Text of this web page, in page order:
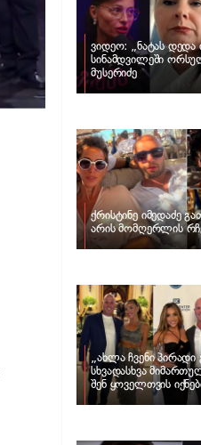
ვიდეო: „ნატას დედა
სინამდვილეში
მუსერიძე
ქრისტინე იმედაძე
არის მომღერლის
„ახლა ჩვენი პირადი
სხვადასხვა
შენ ყოველთვის
შთაგონების წყარო“